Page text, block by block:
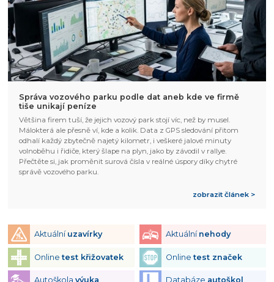
Správa vozového parku podle dat aneb kde ve firmě
tiše unikají peníze
Většina firem tuší, že jejich vozový park stojí víc, než by musel.
Málokterá ale přesně ví, kde a kolik. Data z GPS sledování přitom
odhalí každý zbytečně najetý kilometr, i veškeré jalové minuty
volnoběhu i řidiče, který šlape na plyn, jako by závodil v rallye.
Přečtěte si, jak proměnit surová čísla v reálné úspory díky chytré
správě vozového parku.
zobrazit článek >
Aktuální uzavírky Aktuální nehody
Onlinetest křižovatek Onlinetest značek
Autoškola výuka Databáze autoškol